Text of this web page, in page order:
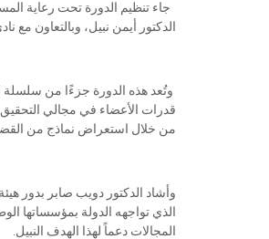
جاء تنظيم الدورة تحت رعاية
الدكتور أيمن نبيل، وبالتعاون مع
وتُعد هذه الدورة جزءًا من سلسلة
قدرات الأعضاء في مجالي التحقيق
من خلال استعراض نماذج من
وأشاد الدكتور دويب صابر بدور
الذي تواجهه الدولة بمؤسساتها
المجالات دعماً لهذا الهدف النبيل.